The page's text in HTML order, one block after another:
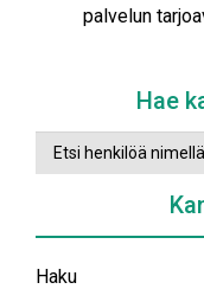
palvelun
Hae
Etsi
henkilöä
Haku